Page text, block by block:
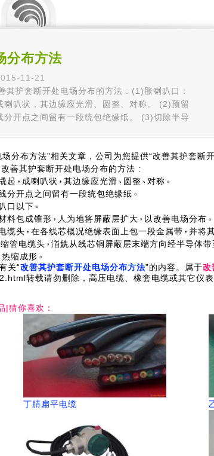
分布方法
11-21
其护套断开处电场分布的方法 : (1)胀喇叭口：
叭状，其边缘应光滑、圆整、对称。 (2)预留
开点之间留有一段统包绝缘纸。 (3)切除半导
分布方法”相关文章，公司为您提供“改善其护套断
改善其护套断开处电场分布的方法 :
起 成喇叭状 其边缘应光滑 圆整
对称
分开点之间留有一段统包绝缘纸
口以下
料包成锥形 人为地将屏蔽层扩大
以改善电场分布
缆头 在各线芯概况绝缘表面上包一段金属带
并将
管电缆头 渞姺从线芯铜屏蔽层末端方向经半导体
热缩成形
关“改善其护套断开处电场分布方法”的内容。属于改
转载请勿删除，高压电缆、橡套电缆或其它仪表
|猜你喜欢：
丁腈扁平电缆